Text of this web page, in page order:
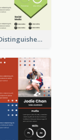
Green Distinguished Resume